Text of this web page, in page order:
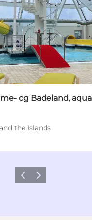
og Badeland, aqua
the Islands
Föregående
Nästa